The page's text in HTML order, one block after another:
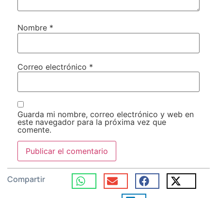
Nombre *
Correo electrónico *
Guarda mi nombre, correo electrónico y web en
este navegador para la próxima vez que
comente.
Compartir